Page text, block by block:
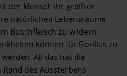
der Mensch ihr größter
natürlichen Lebensräume
Buschfleisch zu wildern.
können für Gorillas zu
All das hat die
des Aussterbens